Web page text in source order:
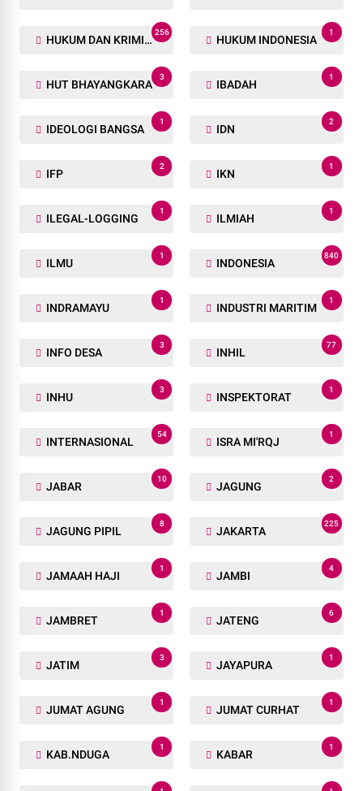
GUNUNG SITOLO
1
HAK JAWAB
1
HALMAHERA BARAT
1 1
HARI BHAYANGKARA
1 2
2 2
HASIL
1 1
HONORER
1 2
HUKUM DAN KRIMINAL
256
HUKUM INDONESIA
1
HUT BHAYANGKARA
3 1
IDEOLOGI BANGSA
1
IDN
2
2
IKN
1
ILEGAL-LOGGING
1
ILMIAH
1
ILMU
1
INDONESIA
840
INDRAMAYU
1
INDUSTRI MARITIM
1
INFO DESA
3
INHIL
77
INHU
3
INSPEKTORAT
1
INTERNASIONAL
54
ISRA MI'RQJ
1
10 2